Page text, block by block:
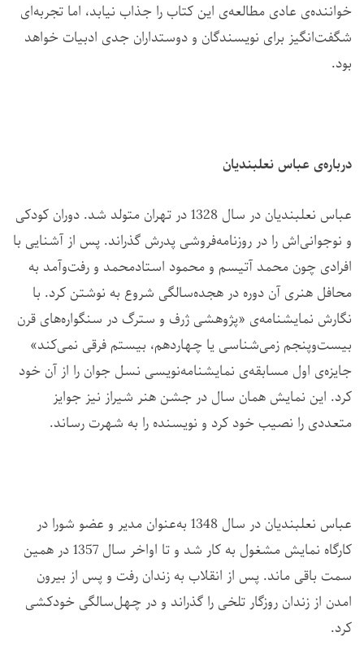
خواننده‌ی عادی مطالعه‌ی این کتاب را جذاب نیابد، اما تجربه‌ای
شگفت‌انگیز برای نویسندگان و دوستداران جدی ادبیات خواهد
بود.
درباره‌ی عباس نعلبندیان
عباس نعلبندیان در سال 1328 در تهران متولد شد.
دوران کودکی
و نوجوانی‌اش را در روزنامه‌فروشی پدرش گذراند. پس از آشنایی با
افرادی چون محمد آتیسم و محمود استادمحمد و رفت‌وآمد به
محافل هنری آن دوره در هجده‌سالگی شروع به نوشتن کرد. با
نگارش نمایشنامه‌ی «پژوهشی ژرف و سترگ در سنگواره‌های قرن
بیست‌وپنجم زمی‌شناسی یا چهاردهم، بیستم فرقی نمی‌کند»
جایزه‌ی اول مسابقه‌ی نمایشنامه‌نویسی نسل جوان را از آن خود
کرد. این نمایش همان سال در جشن هنر شیراز نیز جوایز
متعددی را نصیب خود کرد و نویسنده را به شهرت رساند.
عباس نعلبندیان در سال 1348 به‌عنوان مدیر و عضو شورا در
کارگاه نمایش مشغول به کار شد و تا اواخر سال 1357 در همین
سمت باقی ماند. پس از انقلاب به زندان رفت و پس از بیرون
امدن از زندان روزگار تلخی را گذراند و در چهل‌سالگی خودکشی
کرد.